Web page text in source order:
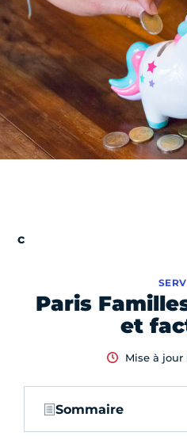
Paris
et
Mise à jour
Sommaire